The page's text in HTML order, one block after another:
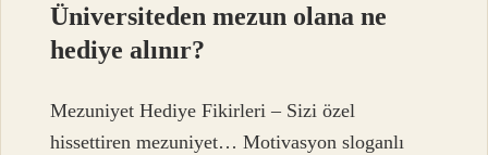
Üniversiteden mezun olana ne
hediye alınır?
Mezuniyet Hediye Fikirleri – Sizi özel
hissettiren mezuniyet… Motivasyon sloganlı